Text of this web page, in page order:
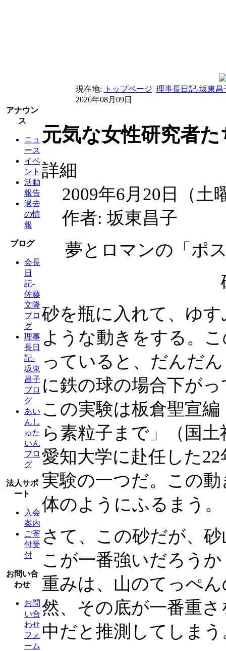
現在地: トップページ 理事長日記-坂東昌
2026年08月09日
アナウン
ス
ニュ
ース
イベ
ント
活動
報告
過去
の情
報
ブログ
会長
日
記-
佐藤
文隆
ブロ
グ
理事
長日
記-
坂東
昌子
ブロ
グ
あい
んし
ゅた
いん
ブロ
グ
法人サポ
ート
入会
案内
ご寄
付受
付
お問い合
わせ
お問
い合
わせ
フォ
ーム
元気な女性研究者
詳細
2009年6月20日（土
作者: 坂東昌子
夢とロマンの「ポ
砂を瓶に入れて、ゆ
ような動きをする。
っていると、だんだ
に鉄の球の場合下が
この実験は板倉聖宣
ら素粒子まで」（国
愛知大学に赴任した
実験の一つだ。この
体のようにふるまう。
さて、この砂だが、
こが一番強いだろう
重みは、山のてっぺ
然、その底が一番重
中だと推測してしま